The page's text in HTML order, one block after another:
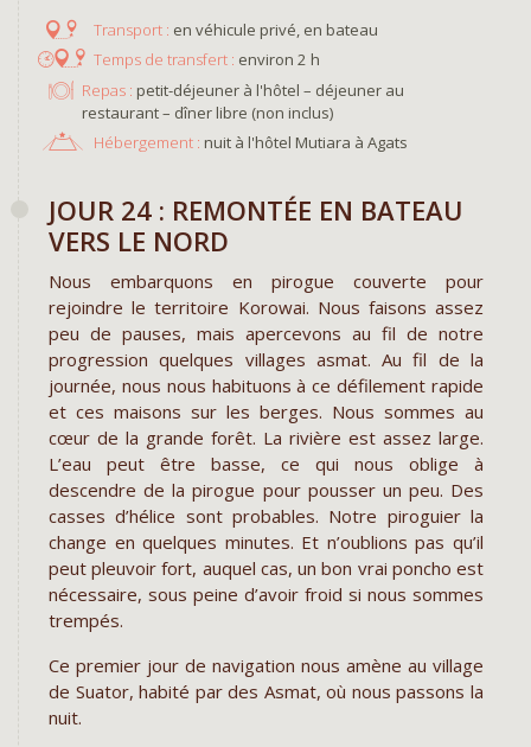
en véhicule privé, en bateau
environ 2 h
Repas : petit-déjeuner à l'hôtel – déjeuner au
restaurant – dîner libre (non inclus)
Hébergement : nuit à l'hôtel Mutiara à Agats
JOUR 24 : REMONTÉE EN BATEAU
VERS LE NORD
Nous embarquons en pirogue couverte pour
rejoindre le territoire Korowai. Nous faisons assez
peu de pauses, mais apercevons au fil de notre
progression quelques villages asmat. Au fil de la
journée, nous nous habituons à ce défilement rapide
et ces maisons sur les berges. Nous sommes au
cœur de la grande forêt. La rivière est assez large.
L’eau peut être basse, ce qui nous oblige à
descendre de la pirogue pour pousser un peu. Des
casses d’hélice sont probables. Notre piroguier la
change en quelques minutes. Et n’oublions pas qu’il
peut pleuvoir fort, auquel cas, un bon vrai poncho est
nécessaire, sous peine d’avoir froid si nous sommes
trempés.
Ce premier jour de navigation nous amène au village
de Suator, habité par des Asmat, où nous passons la
nuit.